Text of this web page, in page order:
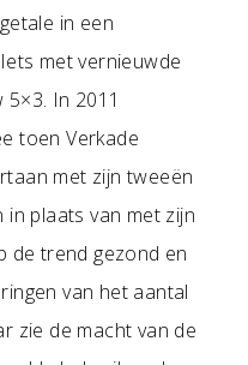
in een
met vernieuwde
In 2011
toen Verkade
met zijn tweeën
plaats van met zijn
de trend gezond en
van het aantal
zie de macht van de